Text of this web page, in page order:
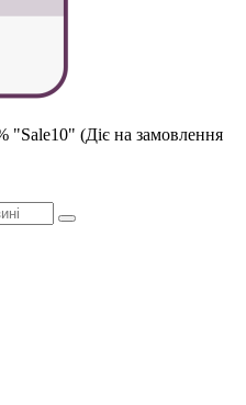
"Sale10" (Діє на замовлення